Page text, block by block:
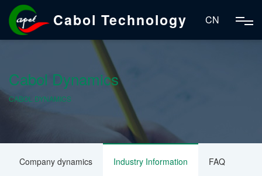
Cabol Technology CN
Cabol Dynamics
CABOL DYNAMICS
Company dynamics Industry Information FAQ